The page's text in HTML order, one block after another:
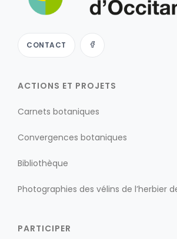
CONTACT
ACTIONS ET PROJETS
Carnets botaniques
Convergences botaniques
Bibliothèque
Photographies des vélins de l’herbier
PARTICIPER